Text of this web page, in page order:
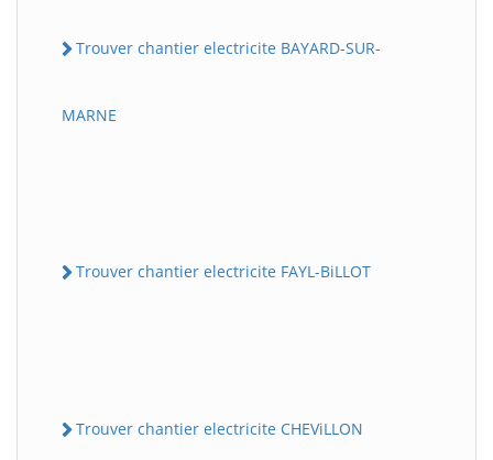
Trouver chantier electricite BAYARD-SUR-
MARNE
Trouver chantier electricite FAYL-BiLLOT
Trouver chantier electricite CHEViLLON